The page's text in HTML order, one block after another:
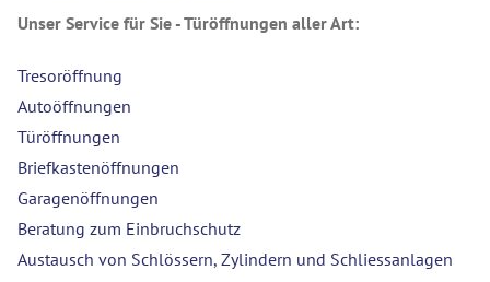
Unser Service für Sie - Türöffnungen aller Art:
Tresoröffnung
Autoöffnungen
Türöffnungen
Briefkastenöffnungen
Garagenöffnungen
Beratung zum Einbruchschutz
Austausch von Schlössern, Zylindern und Schliessanlagen